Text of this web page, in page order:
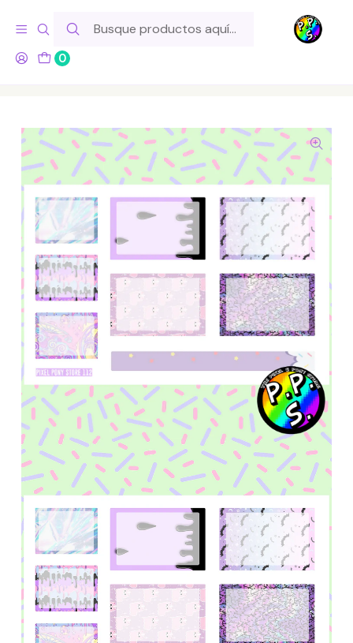
0
Hola! Si tu pedido incluye productos de fabricación propia,
ten en cuenta este tiempo para el despacho
Inicio Lo Hacemos Nosotros